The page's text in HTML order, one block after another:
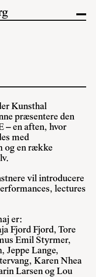
Kunsthal
præsentere den
– en aften, hvor
med
og en række
vil introducere
lectures
er:
Fjord Fjord, Tore
Emil Styrmer,
Jeppe Lange,
Karen Nhea
Larsen og Lou